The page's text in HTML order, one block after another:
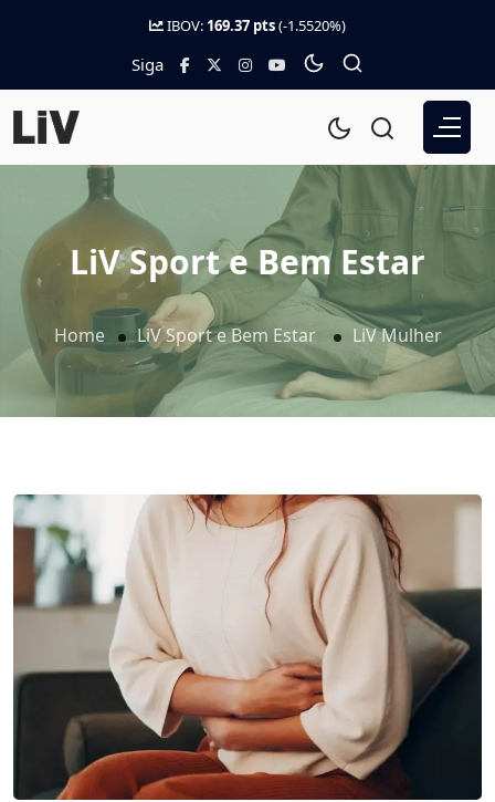
IBOV: 169.37 pts(-1.5520%)
Siga
LiV Sport e Bem Estar
Home LiV Sport e Bem Estar LiV Mulher